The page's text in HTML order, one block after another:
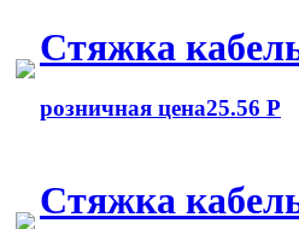
Стяжка
розничная цена25.56 Р
Стяжка